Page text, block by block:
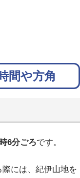
間や方角
6分ごろです。
には、紀伊山地を